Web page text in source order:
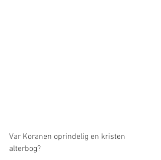
Var Koranen oprindelig en kristen
alterbog?